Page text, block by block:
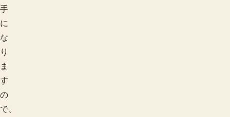
手
に
な
り
ま
す
の
で、